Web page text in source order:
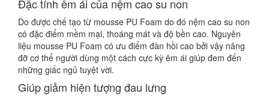
Đặc tính êm ái của nệm cao su non
Do được chế tạo từ mousse PU Foam do đó nệm cao su non
có đặc điểm mềm mại, thoáng mát và độ bền cao. Nguyên
liệu mousse PU Foam có ưu điểm đàn hồi cao bởi vậy nâng
đỡ cơ thể người dùng một cách cực kỳ êm ái giúp đem đến
những giấc ngủ tuyệt vời.
Giúp giảm hiện tượng đau lưng